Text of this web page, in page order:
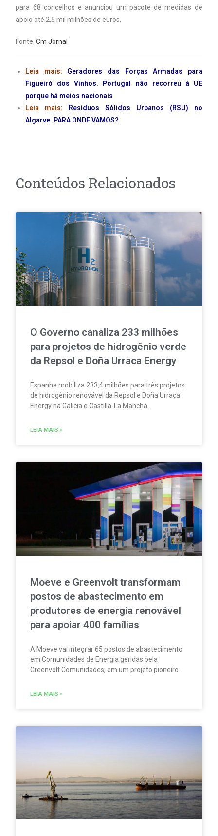
para 68 concelhos e anunciou um pacote de medidas de
apoio até 2,5 mil milhões de euros.
Fonte:Cm Jornal
Leia mais:
Geradores das Forças Armadas para
Figueiró dos Vinhos. Portugal não recorreu à UE
porque há meios nacionais
Leia mais:
Resíduos Sólidos Urbanos (RSU) no
Algarve. PARA ONDE VAMOS?
Conteúdos Relacionados
O Governo canaliza 233 milhões
para projetos de hidrogênio verde
da Repsol e Doña Urraca Energy
Espanha mobiliza 233,4 milhões para três projetos
de hidrogênio renovável da Repsol e Doña Urraca
Energy na Galícia e Castilla-La Mancha.
LEIA MAIS »
Moeve e Greenvolt transformam
postos de abastecimento em
produtores de energia renovável
para apoiar 400 famílias
A Moeve vai integrar 65 postos de abastecimento
em Comunidades de Energia geridas pela
Greenvolt Comunidades, em um projeto pioneiro
consumir e partilhar energia renovável localmente.
LEIA MAIS »